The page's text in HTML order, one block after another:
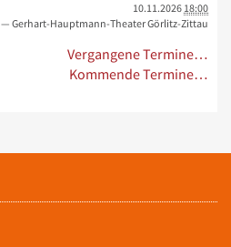
10.11.2026 18:00
— Gerhart-Hauptmann-Theater Görlitz-Zittau
Vergangene Termine…
Kommende Termine…